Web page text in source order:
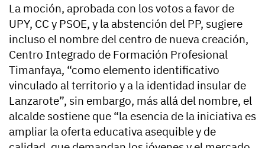
La moción, aprobada con los votos a favor de
UPY, CC y PSOE, y la abstención del PP, sugiere
incluso el nombre del centro de nueva creación,
Centro Integrado de Formación Profesional
Timanfaya, “como elemento identificativo
vinculado al territorio y a la identidad insular de
Lanzarote”, sin embargo, más allá del nombre, el
alcalde sostiene que “la esencia de la iniciativa es
ampliar la oferta educativa asequible y de